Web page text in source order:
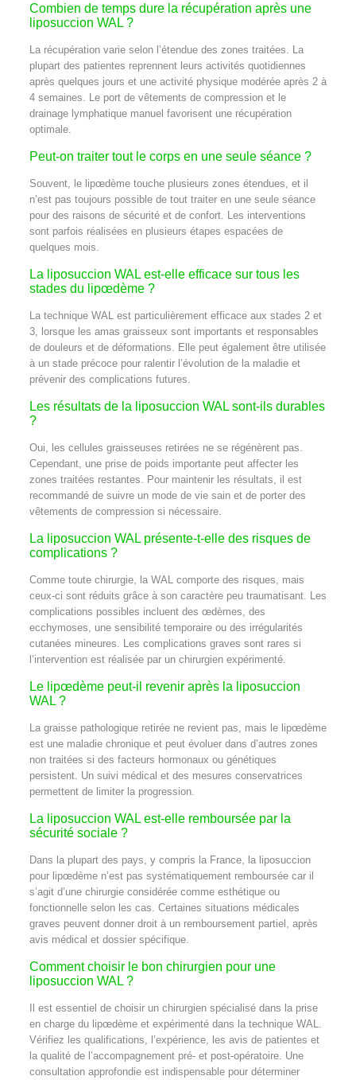
Combien de temps dure la récupération après une
liposuccion WAL ?
La récupération varie selon l’étendue des zones traitées. La
plupart des patientes reprennent leurs activités quotidiennes
après quelques jours et une activité physique modérée après 2 à
4 semaines. Le port de vêtements de compression et le
drainage lymphatique manuel favorisent une récupération
optimale.
Peut-on traiter tout le corps en une seule séance ?
Souvent, le lipœdème touche plusieurs zones étendues, et il
n’est pas toujours possible de tout traiter en une seule séance
pour des raisons de sécurité et de confort. Les interventions
sont parfois réalisées en plusieurs étapes espacées de
quelques mois.
La liposuccion WAL est-elle efficace sur tous les
stades du lipœdème ?
La technique WAL est particulièrement efficace aux stades 2 et
3, lorsque les amas graisseux sont importants et responsables
de douleurs et de déformations. Elle peut également être utilisée
à un stade précoce pour ralentir l’évolution de la maladie et
prévenir des complications futures.
Les résultats de la liposuccion WAL sont-ils durables
?
Oui, les cellules graisseuses retirées ne se régénèrent pas.
Cependant, une prise de poids importante peut affecter les
zones traitées restantes. Pour maintenir les résultats, il est
recommandé de suivre un mode de vie sain et de porter des
vêtements de compression si nécessaire.
La liposuccion WAL présente-t-elle des risques de
complications ?
Comme toute chirurgie, la WAL comporte des risques, mais
ceux-ci sont réduits grâce à son caractère peu traumatisant. Les
complications possibles incluent des œdèmes, des
ecchymoses, une sensibilité temporaire ou des irrégularités
cutanées mineures. Les complications graves sont rares si
l’intervention est réalisée par un chirurgien expérimenté.
Le lipœdème peut-il revenir après la liposuccion
WAL ?
La graisse pathologique retirée ne revient pas, mais le lipœdème
est une maladie chronique et peut évoluer dans d’autres zones
non traitées si des facteurs hormonaux ou génétiques
persistent. Un suivi médical et des mesures conservatrices
permettent de limiter la progression.
La liposuccion WAL est-elle remboursée par la
sécurité sociale ?
Dans la plupart des pays, y compris la France, la liposuccion
pour lipœdème n’est pas systématiquement remboursée car il
s’agit d’une chirurgie considérée comme esthétique ou
fonctionnelle selon les cas. Certaines situations médicales
graves peuvent donner droit à un remboursement partiel, après
avis médical et dossier spécifique.
Comment choisir le bon chirurgien pour une
liposuccion WAL ?
Il est essentiel de choisir un chirurgien spécialisé dans la prise
en charge du lipœdème et expérimenté dans la technique WAL.
Vérifiez les qualifications, l’expérience, les avis de patientes et
la qualité de l’accompagnement pré- et post-opératoire. Une
consultation approfondie est indispensable pour déterminer